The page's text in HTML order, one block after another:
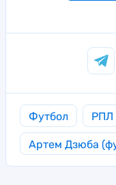
Футбол РПЛ
Артем Дзюба